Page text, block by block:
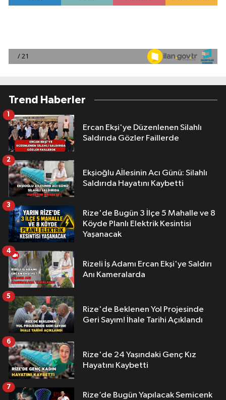
Trend Haberler
Ercan Ekşi'ye Düzenlenen Silahlı
Saldırıda Gözler Faillerde
1
Ekşioğlu Aİlesinin Acı Günü: Silahlı
Saldırıda Hayatını Kaybetti
2
Rize'de Bugün 3 İlçe 5 Mahalle ve 8
Köyde Planlı Elektrik Kesintisi
Yaşanacak
3
Rizeli İş Adamı Ercan Ekşi'ye Saldırı
Anı Kameralarda
4
Rize'de Beklenen Yol Projesinde
Geri Sayım! İhale Tarihi Açıklandı
5
Rize'de 24 Yaşındaki Genç Kız
Hayatını Kaybetti
6
Rize’de Bugün Yapılacak Semicenk
7